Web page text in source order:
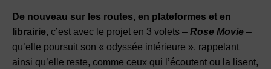
De nouveau sur les routes, en plateformes et en
librairie, c’est avec le projet en 3 volets – Rose Movie –
qu’elle poursuit son « odyssée intérieure », rappelant
ainsi qu’elle reste, comme ceux qui l’écoutent ou la lisent,